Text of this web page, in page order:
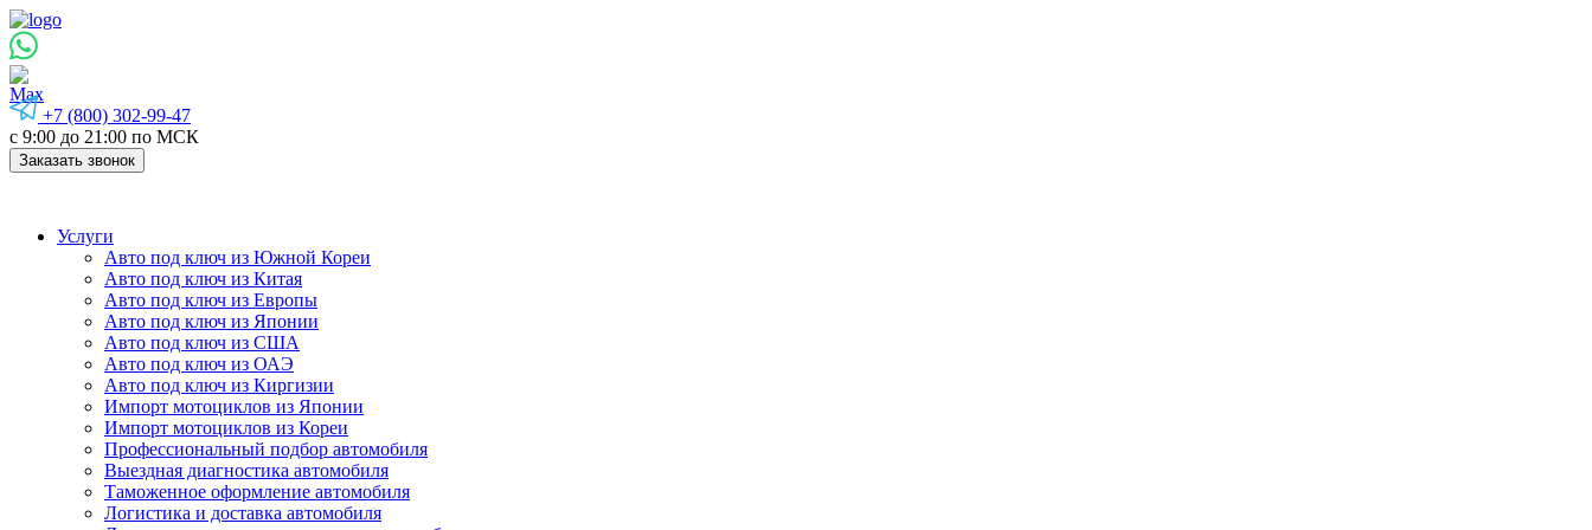
+7 (800) 302-99-47
с 9:00 до 21:00 по МСК
Заказать звонок
Услуги
Авто под ключ из Южной Кореи
Авто под ключ из Китая
Авто под ключ из Европы
Авто под ключ из Японии
Авто под ключ из США
Авто под ключ из ОАЭ
Авто под ключ из Киргизии
Импорт мотоциклов из Японии
Импорт мотоциклов из Кореи
Профессиональный подбор автомобиля
Выездная диагностика автомобиля
Таможенное оформление автомобиля
Логистика и доставка автомобиля